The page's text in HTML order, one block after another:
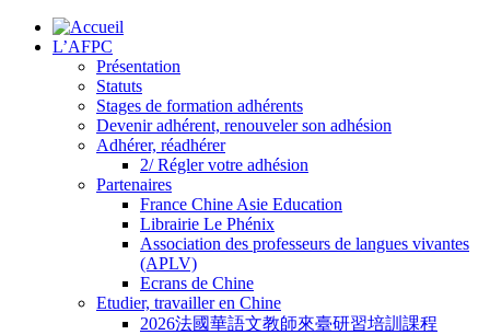
L’AFPC
Présentation
Statuts
Stages de formation adhérents
Devenir adhérent, renouveler son adhésion
Adhérer, réadhérer
2/ Régler votre adhésion
Partenaires
France Chine Asie Education
Librairie Le Phénix
Association des professeurs de langues vivantes
(APLV)
Ecrans de Chine
Etudier, travailler en Chine
2026法國華語文教師來臺研習培訓課程